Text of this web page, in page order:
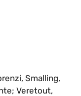
Smalling,
Veretout,